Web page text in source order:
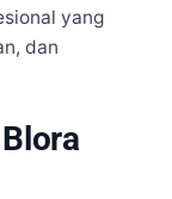
yang
dan